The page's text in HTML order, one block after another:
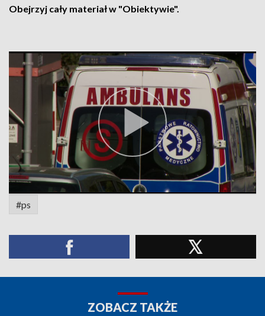
Obejrzyj cały materiał w "Obiektywie".
#ps
ZOBACZ TAKŻE